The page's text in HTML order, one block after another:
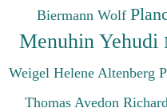
Biermann Wolf
Menuhin Yehudi
Weigel Helene Altenberg
Thomas Avedon